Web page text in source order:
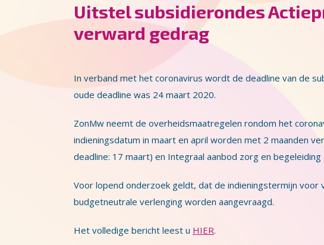
Uitstel subsidierondes
verward gedrag
In verband met het coronavirus wordt de deadline van de
oude deadline was 24 maart 2020.
ZonMw neemt de overheidsmaatregelen rondom het
indieningsdatum in maart en april worden met 2 maanden
deadline: 17 maart) en Integraal aanbod zorg en
Voor lopend onderzoek geldt, dat de indieningstermijn
budgetneutrale verlenging worden aangevraagd.
Het volledige bericht leest u HIER.